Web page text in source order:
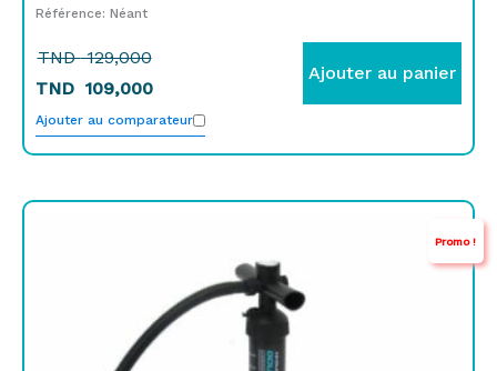
Référence: Néant
TND129,000
TND 109,000
Ajouter au panier
Ajouter au comparateur
Promo !